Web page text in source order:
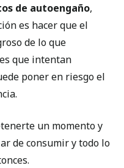
de autoengaño,
es hacer que el
de lo que
que intentan
poner en riesgo el
un momento y
de consumir y todo lo